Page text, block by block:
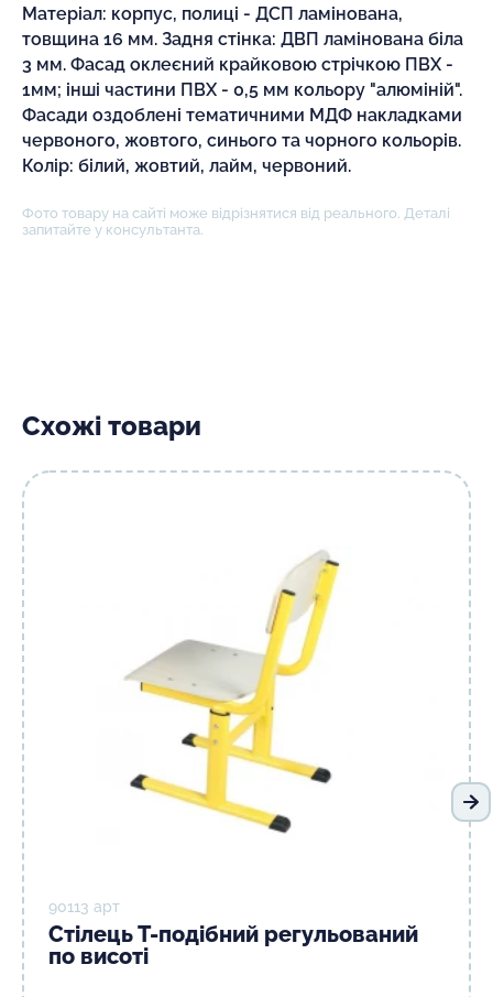
Матеріал: корпус, полиці - ДСП ламінована,
товщина 16 мм. Задня стінка: ДВП ламінована біла
3 мм. Фасад оклеєний крайковою стрічкою ПВХ -
1мм; інші частини ПВХ - 0,5 мм кольору "алюміній".
Фасади оздоблені тематичними МДФ накладками
червоного, жовтого, синього та чорного кольорів.
Колір: білий, жовтий, лайм, червоний.
Фото товару на сайті може відрізнятися від реального. Деталі
запитайте у консультанта.
Схожі товари
90113 арт
Стілець Т-подібний регульований
по висоті